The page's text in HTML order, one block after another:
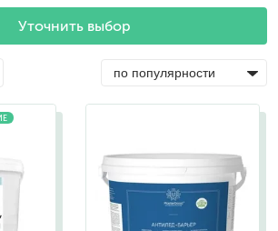
Уточнить выбор